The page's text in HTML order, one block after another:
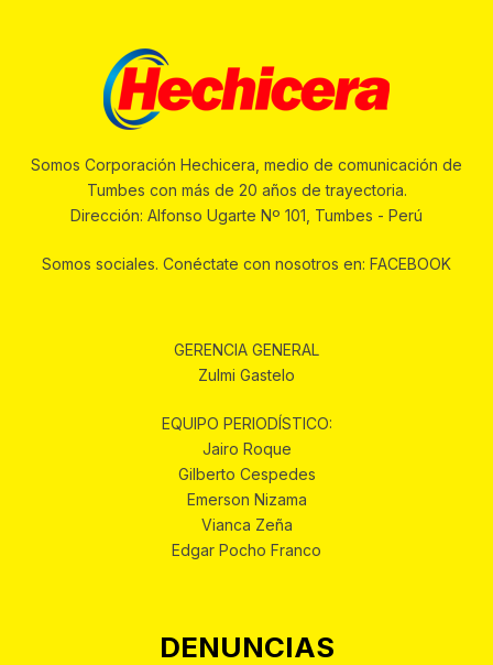
Somos Corporación Hechicera, medio de comunicación de
Tumbes con más de 20 años de trayectoria.
Dirección: Alfonso Ugarte Nº 101, Tumbes - Perú
Somos sociales. Conéctate con nosotros en: FACEBOOK
GERENCIA GENERAL
Zulmi Gastelo
EQUIPO PERIODÍSTICO:
Jairo Roque
Gilberto Cespedes
Emerson Nizama
Vianca Zeña
Edgar Pocho Franco
DENUNCIAS